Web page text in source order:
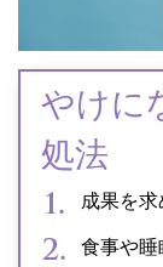
やけに
処法
成果を
食事や睡